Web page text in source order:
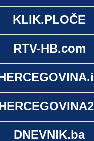
KLIK.PLOČE
RTV-HB.com
DNEVNIK.ba